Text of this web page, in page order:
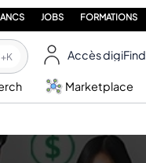
JOBS FORMATIONS
Accès digiFind
Marketplace